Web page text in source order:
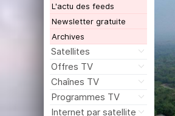
L'actu des feeds
Newsletter gratuite
Archives
Satellites
Offres TV
Chaînes TV
Programmes TV
Internet par satellite